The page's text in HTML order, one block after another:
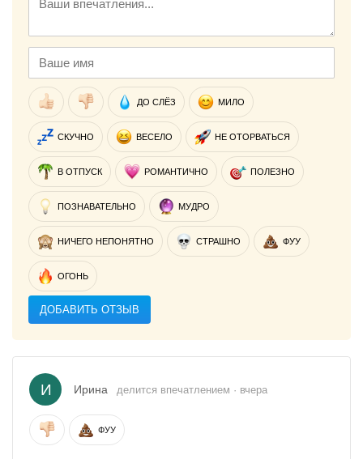
ДО СЛЁЗ МИЛО
СКУЧНО ВЕСЕЛО НЕ ОТОРВАТЬСЯ
В ОТПУСК РОМАНТИЧНО ПОЛЕЗНО
ПОЗНАВАТЕЛЬНО МУДРО
НИЧЕГО НЕПОНЯТНО СТРАШНО ФУУ
ОГОНЬ
ДОБАВИТЬ ОТЗЫВ
И Ирина делится впечатлением · вчера
ФУУ